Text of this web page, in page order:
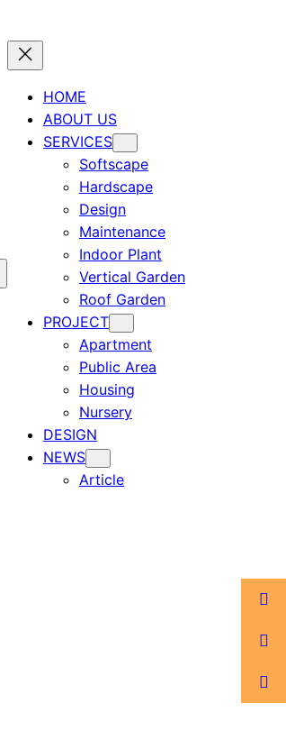
HOME
ABOUT US
SERVICES
Softscape
Hardscape
Design
Maintenance
Indoor Plant
Vertical Garden
Roof Garden
PROJECT
Apartment
Public Area
Housing
Nursery
DESIGN
NEWS
Article